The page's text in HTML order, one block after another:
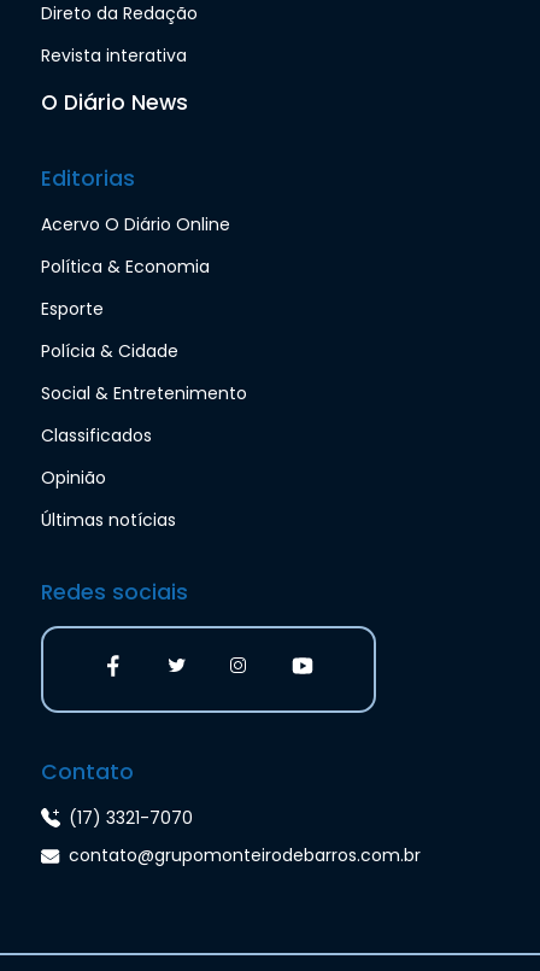
Direto da Redação
Revista interativa
O Diário News
Editorias
Acervo O Diário Online
Política & Economia
Esporte
Polícia & Cidade
Social & Entretenimento
Classificados
Opinião
Últimas notícias
Redes sociais
Contato
(17) 3321-7070
contato@grupomonteirodebarros.com.br